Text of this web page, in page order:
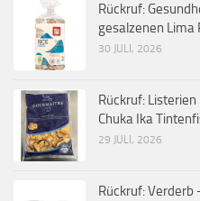
Rückruf:
gesalzenen Lima
30 JULI, 2026
Rückruf:
Chuka Ika
29 JULI, 2026
Rückruf: Verderb